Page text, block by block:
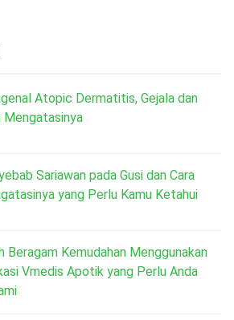
Atopic Dermatitis, Gejala dan
Mengatasinya
Sariawan pada Gusi dan Cara
yang Perlu Kamu Ketahui
Beragam Kemudahan Menggunakan
Vmedis Apotik yang Perlu Anda